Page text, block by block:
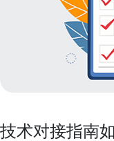
技术对接指南